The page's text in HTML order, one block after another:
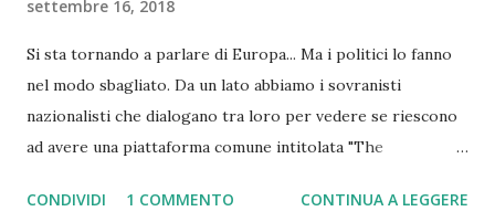
settembre 16, 2018
Si sta tornando a parlare di Europa... Ma i politici lo fanno
nel modo sbagliato. Da un lato abbiamo i sovranisti
nazionalisti che dialogano tra loro per vedere se riescono
ad avere una piattaforma comune intitolata "The
che di sinistra, difende a spada tratta l'Europa dello status
CONDIVIDI 1 COMMENTO CONTINUA A LEGGERE